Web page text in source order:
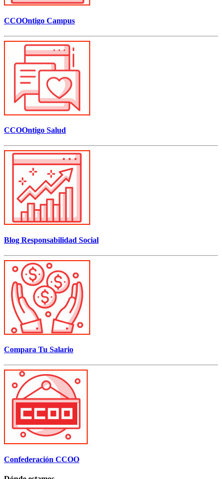
CCOOntigo Campus
CCOOntigo Salud
Blog Responsabilidad Social
Compara Tu Salario
Confederación CCOO